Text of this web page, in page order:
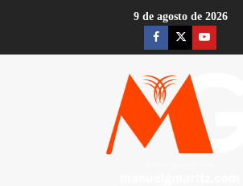
9 de agosto de 2026